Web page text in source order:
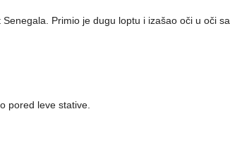
Primio je dugu loptu i izašao oči u oči sa
pored leve stative.